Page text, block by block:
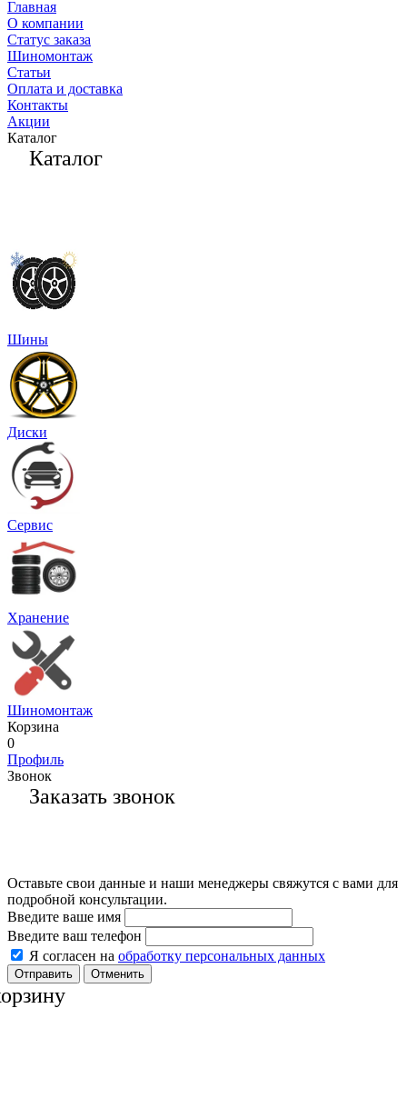
Главная
О компании
Статус заказа
Шиномонтаж
Статьи
Оплата и доставка
Контакты
Акции
Каталог
Каталог
Шины
Диски
Сервис
Хранение
Шиномонтаж
Корзина
0
Профиль
Звонок
Заказать звонок
Оставьте свои данные и наши менеджеры свяжутся с вами для
подробной консультации.
Введите ваше имя
Введите ваш телефон
Я согласен на обработку персональных данных
Отменить